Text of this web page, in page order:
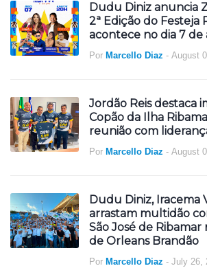
Dudu Diniz anuncia
2ª Edição do Festeja
acontece no dia 7 de
Por Marcello Diaz - August
Jordão Reis destaca
Copão da Ilha
reunião com
Por Marcello Diaz - August
Dudu Diniz, Iracema
arrastam multidão
São José de
de Orleans Brandão
Por Marcello Diaz - July 26,